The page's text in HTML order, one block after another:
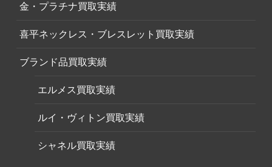
金・プラチナ買取実績
喜平ネックレス・ブレスレット買取実績
ブランド品買取実績
エルメス買取実績
ルイ・ヴィトン買取実績
シャネル買取実績